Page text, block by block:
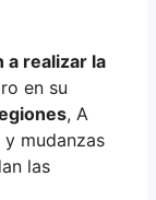
a realizar la
en su
, A
mudanzas
las